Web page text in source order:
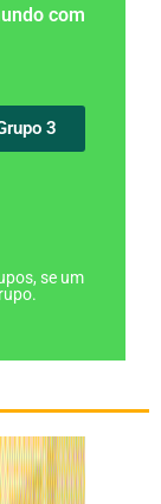
com
3
se um